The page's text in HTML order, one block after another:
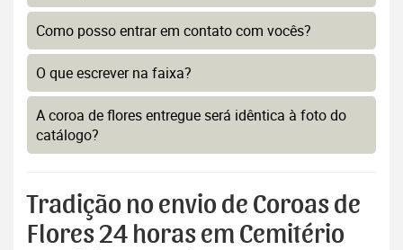
Como posso entrar em contato com vocês?
O que escrever na faixa?
A coroa de flores entregue será idêntica à foto do
catálogo?
Tradição no envio de Coroas de
Flores 24 horas em Cemitério